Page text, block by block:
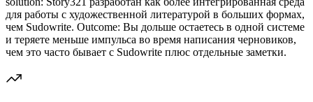
для работы с художественной литературой в больших формах,
чем Sudowrite. Outcome: Вы дольше остаетесь в одной системе
и теряете меньше импульса во время написания черновиков,
чем это часто бывает с Sudowrite плюс отдельные заметки.